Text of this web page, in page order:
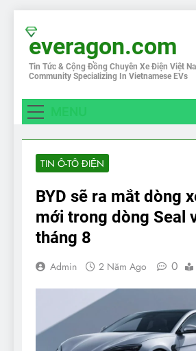
content
everagon.com
Tin Tức & Cộng Đồng Chuyên Xe Điện Việt
Community Specializing In Vietnamese EVs
TIN Ô-TÔ ĐIỆN
BYD sẽ ra mắt dòng
mới trong dòng Seal
tháng 8
Admin 2 Năm Ago 0